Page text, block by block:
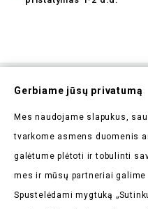
Pirmieji sužinokite apie
Gerbiame jūsų privatumą
Mes naudojame slapukus,
tvarkome asmens duomenis
galėtume plėtoti ir tobulinti
mes ir mūsų partneriai
Spustelėdami mygtuką